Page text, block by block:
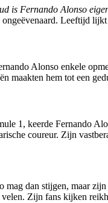
is Fernando Alonso
Leeftijd
Alonso enkele
maakten hem tot een
1, keerde Fernando
coureur. Zijn
mag dan stijgen, maar
Zijn fans kijken